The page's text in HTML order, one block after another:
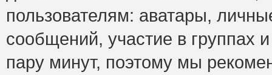
пользователям: аватары,
сообщений, участие в группах
пару минут, поэтому мы